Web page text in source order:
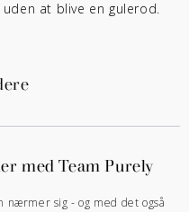
at blive en gulerod.
med Team Purely
nærmer sig - og med det også